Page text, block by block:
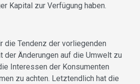
Kapital zur Verfügung haben.
die Tendenz der vorliegenden
der Änderungen auf die Umwelt zu
Interessen der Konsumenten
zu achten. Letztendlich hat die